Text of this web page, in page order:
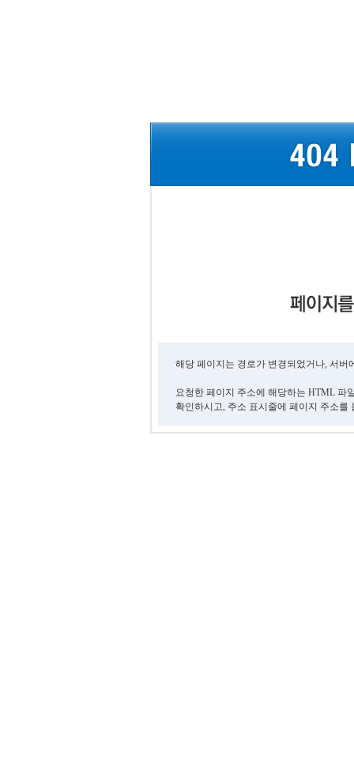
해당 페이지는 경로가 변경되었거나, 서
요청한 페이지 주소에 해당하는 HTML 파
확인하시고, 주소 표시줄에 페이지 주소